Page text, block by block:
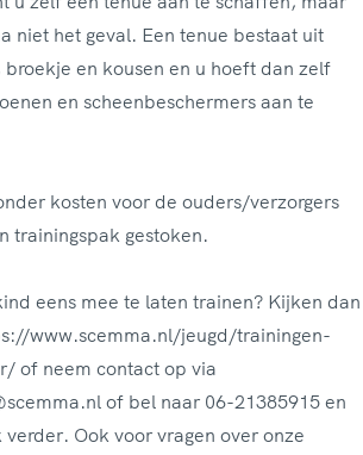
niet het geval. Een tenue bestaat uit
en kousen en u hoeft dan zelf
en scheenbeschermers aan te
kosten voor de ouders/verzorgers
trainingspak gestoken.
eens mee te laten trainen? Kijken dan
www.scemma.nl/jeugd/trainingen-
of neem contact op via
of bel naar 06-21385915 en
Ook voor vragen over onze